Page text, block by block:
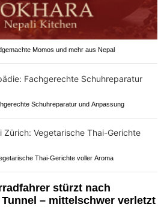
Momos und mehr aus Nepal
Schuhreparatur und Anpassung
Thai-Gerichte voller Aroma
stürzt nach
– mittelschwer verletzt